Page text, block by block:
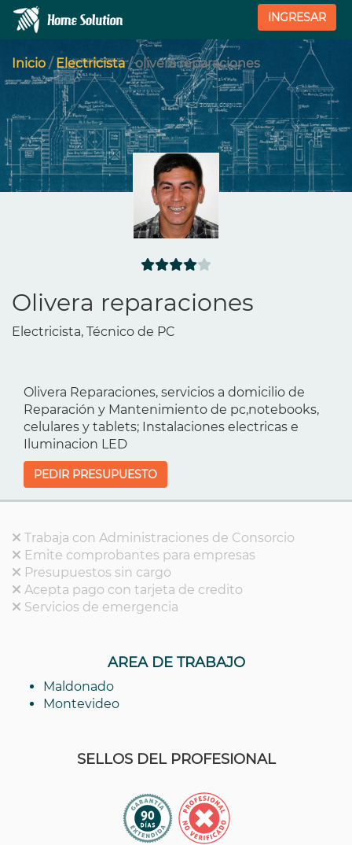
INGRESAR
Inicio / Electricista/ olivera reparaciones
Olivera reparaciones
Electricista, Técnico de PC
Olivera Reparaciones, servicios a domicilio de
Reparación y Mantenimiento de pc,notebooks,
celulares y tablets; Instalaciones electricas e
Iluminacion LED
PEDIR PRESUPUESTO
Trabaja con Administraciones de Consorcio
Emite comprobantes para empresas
Presupuestos sin cargo
Acepta pago con tarjeta de credito
Servicios de emergencia
AREA DE TRABAJO
Maldonado
Montevideo
SELLOS DEL PROFESIONAL